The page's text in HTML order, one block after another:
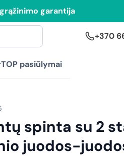
garantija
+370
TOP pasiūlymai
spinta su 2
juodos-